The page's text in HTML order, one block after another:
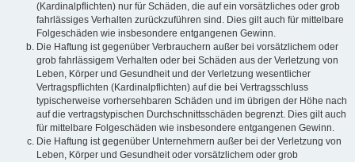
(Kardinalpflichten) nur für Schäden, die auf ein vorsätzliches oder grob
fahrlässiges Verhalten zurückzuführen sind. Dies gilt auch für mittelbare
Folgeschäden wie insbesondere entgangenen Gewinn.
Die Haftung ist gegenüber Verbrauchern außer bei vorsätzlichem oder
grob fahrlässigem Verhalten oder bei Schäden aus der Verletzung von
Leben, Körper und Gesundheit und der Verletzung wesentlicher
Vertragspflichten (Kardinalpflichten) auf die bei Vertragsschluss
typischerweise vorhersehbaren Schäden und im übrigen der Höhe nach
auf die vertragstypischen Durchschnittsschäden begrenzt. Dies gilt auch
für mittelbare Folgeschäden wie insbesondere entgangenen Gewinn.
Die Haftung ist gegenüber Unternehmern außer bei der Verletzung von
Leben, Körper und Gesundheit oder vorsätzlichem oder grob